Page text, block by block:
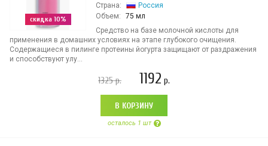
скидка 10%
Страна:
Россия
Объем:
75 мл
Средство на базе молочной кислоты для
применения в домашних условиях на этапе глубокого очищения.
Содержащиеся в пилинге протеины йогурта защищают от раздражения
и способствуют улу...
1325р. 1192 р.
В КОРЗИНУ
осталось 1 шт